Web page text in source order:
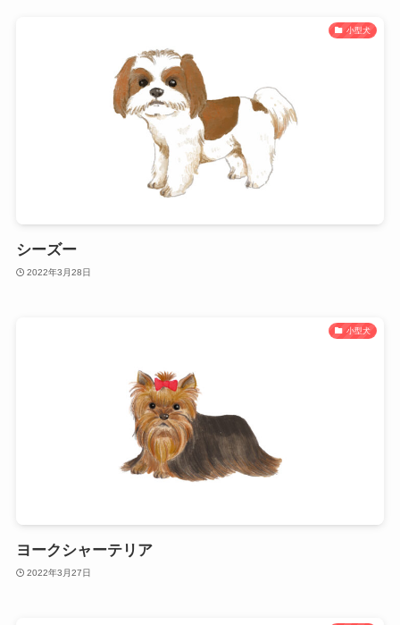
小型犬
シーズー
2022年3月28日
小型犬
ヨークシャーテリア
2022年3月27日